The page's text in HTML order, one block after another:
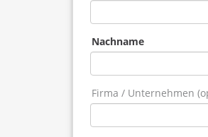
Nachname
Firma / Unternehmen